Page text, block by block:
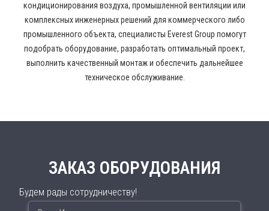
кондиционирования воздуха, промышленной вентиляции или
комплексных инженерных решений для коммерческого либо
промышленного объекта, специалисты Everest Group помогут
подобрать оборудование, разработать оптимальный проект,
выполнить качественный монтаж и обеспечить дальнейшее
техническое обслуживание.
ЗАКАЗ ОБОРУДОВАНИЯ
Будем рады сотрудничеству!